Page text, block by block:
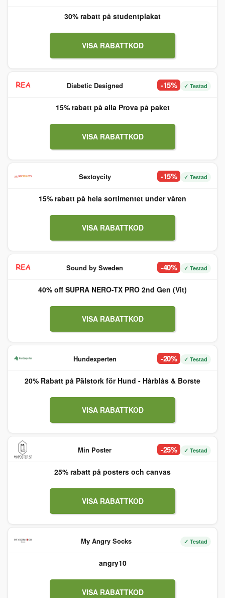
30% rabatt på studentplakat
VISA RABATTKOD
Diabetic Designed -15% ✓ Testad
15% rabatt på alla Prova på paket
VISA RABATTKOD
Sextoycity -15% ✓ Testad
15% rabatt på hela sortimentet under våren
VISA RABATTKOD
Sound by Sweden -40% ✓ Testad
40% off SUPRA NERO-TX PRO 2nd Gen (Vit)
VISA RABATTKOD
Hundexperten -20% ✓ Testad
20% Rabatt på Pälstork för Hund - Hårblås & Borste
VISA RABATTKOD
Min Poster -25% ✓ Testad
25% rabatt på posters och canvas
VISA RABATTKOD
My Angry Socks ✓ Testad
angry10
VISA RABATTKOD